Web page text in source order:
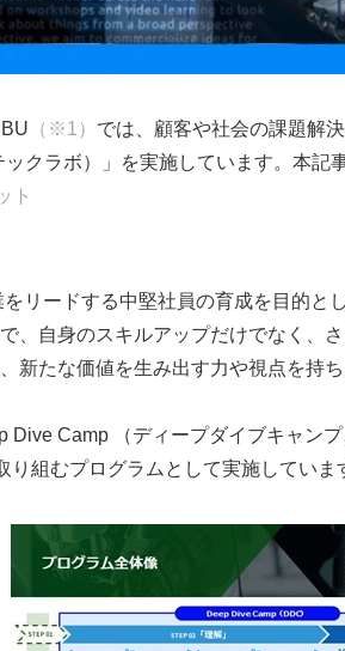
（※1） では、顧客や社会の課題解
クラボ）」を実施しています。本記
ト
リードする中堅社員の育成を目的と
、自身のスキルアップだけでなく、
新たな価値を生み出す力や視点を持
Dive Camp （ディープダイブキャン
り組むプログラムとして実施していま